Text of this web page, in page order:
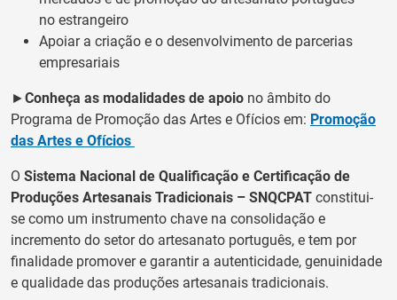
no estrangeiro
Apoiar a criação e o desenvolvimento de parcerias
empresariais
►Conheça as modalidades de apoio no âmbito do
Programa de Promoção das Artes e Ofícios em: Promoção
das Artes e Ofícios
O Sistema Nacional de Qualificação e Certificação de
Produções Artesanais Tradicionais – SNQCPAT constitui-
se como um instrumento chave na consolidação e
incremento do setor do artesanato português, e tem por
finalidade promover e garantir a autenticidade, genuinidade
e qualidade das produções artesanais tradicionais.